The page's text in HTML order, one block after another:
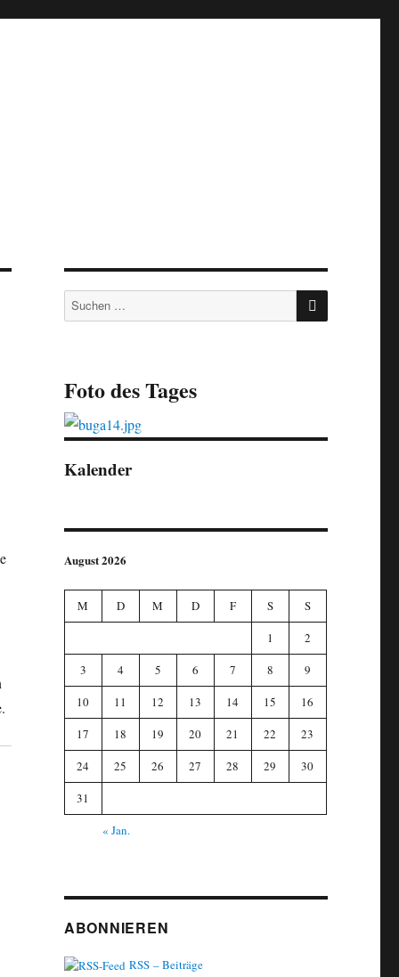
Suchen
nach:
SUCHEN
Foto des Tages
Kalender
August 2026
M D M D F S
S
1
2
3
4 5 6 7 8
9
10
11 12 13 14 15
16
17
18 19 20 21 22
23
24
25 26 27 28 29
30
31
« Jan.
ABONNIEREN
RSS – Beiträge